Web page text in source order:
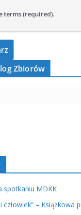
terms (required).
Zbiorów
spotkaniu MDKK
człowiek” – Książkowa